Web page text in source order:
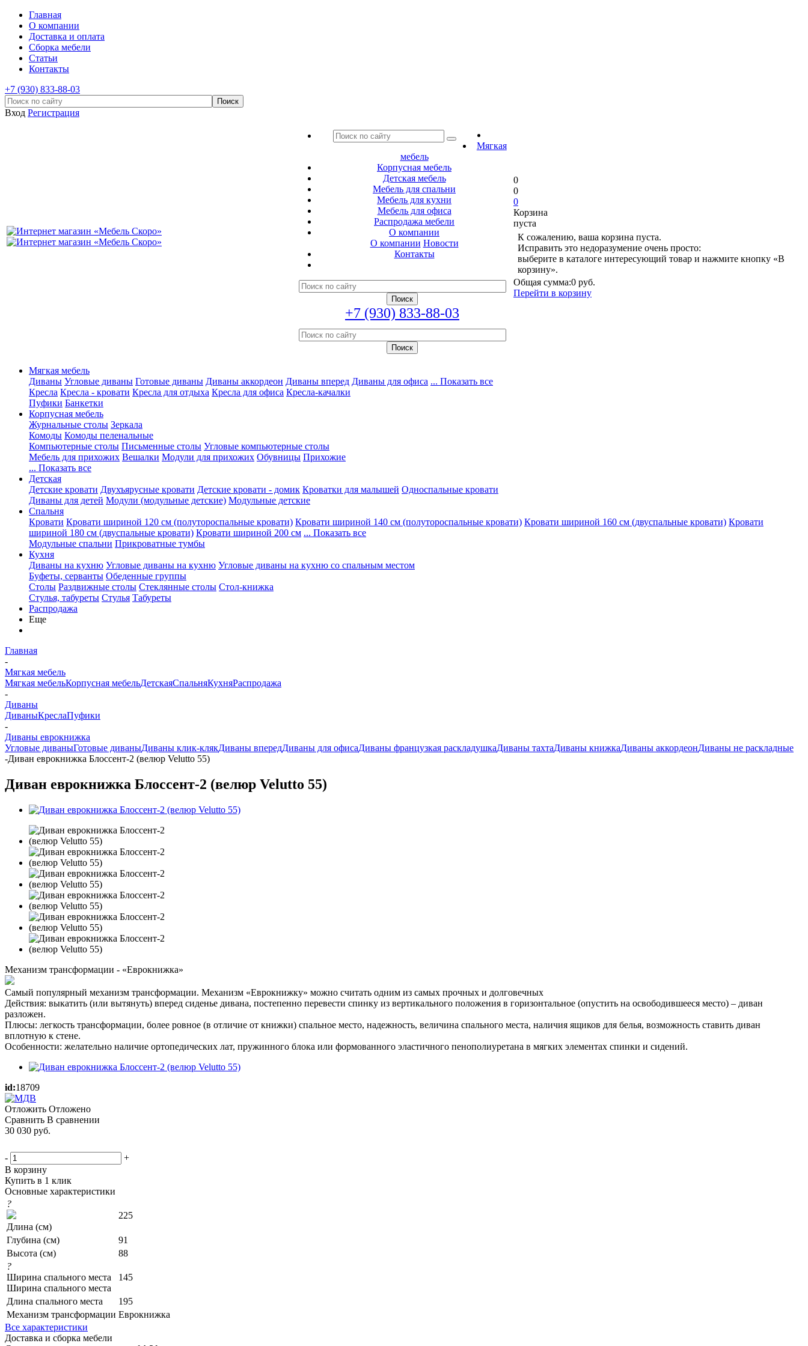
Главная
О компании
Доставка и оплата
Сборка мебели
Статьи
Контакты
+7 (930) 833-88-03
Вход Регистрация
Мягкая
мебель
Корпусная мебель
Детская мебель
Мебель для спальни
Мебель для кухни
Мебель для офиса
Распродажа мебели
О компании
О компании Новости
Контакты
+7 (930) 833-88-03
0
0
0
Корзина
пуста
К сожалению, ваша корзина пуста.
Исправить это недоразумение очень просто:
выберите в каталоге интересующий товар и нажмите кнопку «В
корзину».
Общая сумма:0 руб.
Перейти в корзину
Мягкая мебель
Диваны Угловые диваны Готовые диваны Диваны аккордеон Диваны вперед Диваны для офиса ... Показать все
Кресла Кресла - кровати Кресла для отдыха Кресла для офиса Кресла-качалки
Пуфики Банкетки
Корпусная мебель
Журнальные столы Зеркала
Комоды Комоды пеленальные
Компьютерные столы Письменные столы Угловые компьютерные столы
Мебель для прихожих Вешалки Модули для прихожих Обувницы Прихожие
... Показать все
Детская
Детские кровати Двухъярусные кровати Детские кровати - домик Кроватки для малышей Односпальные кровати
Диваны для детей Модули (модульные детские) Модульные детские
Спальня
Кровати Кровати шириной 120 см (полутороспальные кровати) Кровати шириной 140 см (полутороспальные кровати) Кровати шириной 160 см (двуспальные кровати) Кровати
шириной 180 см (двуспальные кровати) Кровати шириной 200 см ... Показать все
Модульные спальни Прикроватные тумбы
Кухня
Диваны на кухню Угловые диваны на кухню Угловые диваны на кухню со спальным местом
Буфеты, серванты Обеденные группы
Столы Раздвижные столы Стеклянные столы Стол-книжка
Стулья, табуреты Стулья Табуреты
Распродажа
Еще
Главная
-
Мягкая мебель
Мягкая мебельКорпусная мебельДетскаяСпальняКухняРаспродажа
-
Диваны
ДиваныКреслаПуфики
-
Диваны еврокнижка
Угловые диваныГотовые диваныДиваны клик-клякДиваны впередДиваны для офисаДиваны французкая раскладушкаДиваны тахтаДиваны книжкаДиваны аккордеонДиваны не раскладные
-Диван еврокнижка Блоссент-2 (велюр Velutto 55)
Диван еврокнижка Блоссент-2 (велюр Velutto 55)
Механизм трансформации - «Еврокнижка»
Самый популярный механизм трансформации. Механизм «Еврокнижку» можно считать одним из самых прочных и долговечных
Действия: выкатить (или вытянуть) вперед сиденье дивана, постепенно перевести спинку из вертикального положения в горизонтальное (опустить на освободившееся место) – диван
разложен.
Плюсы: легкость трансформации, более ровное (в отличие от книжки) спальное место, надежность, величина спального места, наличия ящиков для белья, возможность ставить диван
вплотную к стене.
Особенности: желательно наличие ортопедических лат, пружинного блока или формованного эластичного пенополиуретана в мягких элементах спинки и сидений.
id:18709
Отложить Отложено
Сравнить В сравнении
30 030 руб.
-
+
В корзину
Купить в 1 клик
Основные характеристики
?
Длина (см)
225
Глубина (см)
91
Высота (см)
88
?
Ширина спального места
Ширина спального места
145
Длина спального места
195
Механизм трансформации Еврокнижка
Все характеристики
Доставка и сборка мебели